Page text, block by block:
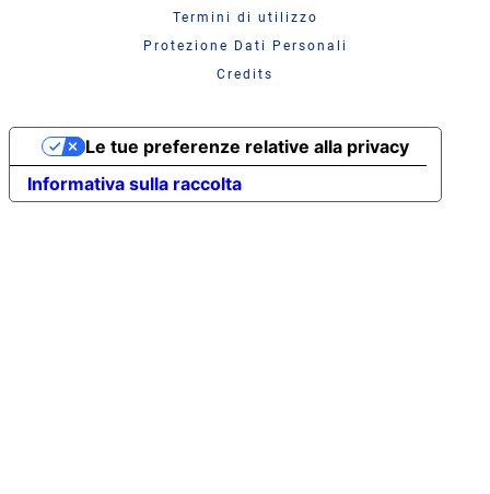
Termini di utilizzo
Protezione Dati Personali
Credits
Informativa sulla raccolta
Le tue preferenze relative alla privacy